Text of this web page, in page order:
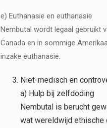
e) Euthanasie en euthanasie
Nembutal wordt legaal gebruikt
Canada en in sommige
inzake euthanasie.
Niet-medisch en
a) Hulp bij zelfdoding
Nembutal is berucht
wat wereldwijd ethische